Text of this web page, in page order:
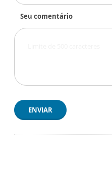
Seu comentário
ENVIAR